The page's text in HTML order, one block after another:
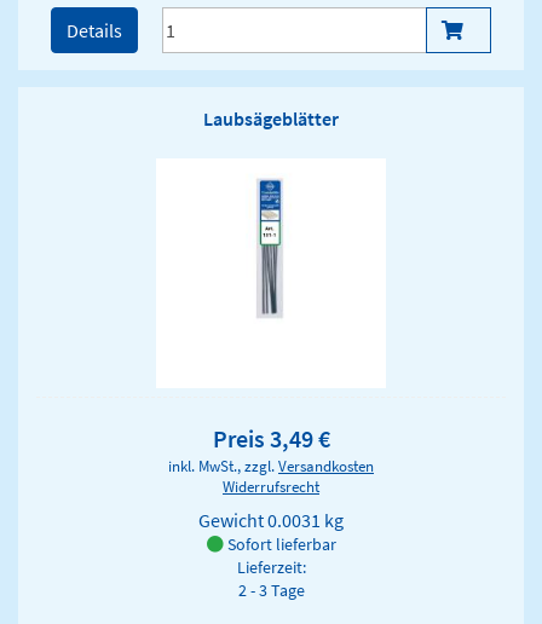
Details
Laubsägeblätter
Preis 3,49 €
inkl. MwSt., zzgl.Versandkosten
Widerrufsrecht
Gewicht0.0031 kg
Sofort lieferbar
Lieferzeit:
2 - 3 Tage